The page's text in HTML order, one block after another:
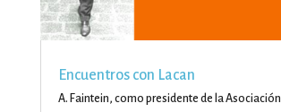
Encuentros con Lacan
A. Faintein, como presidente de la Asociación